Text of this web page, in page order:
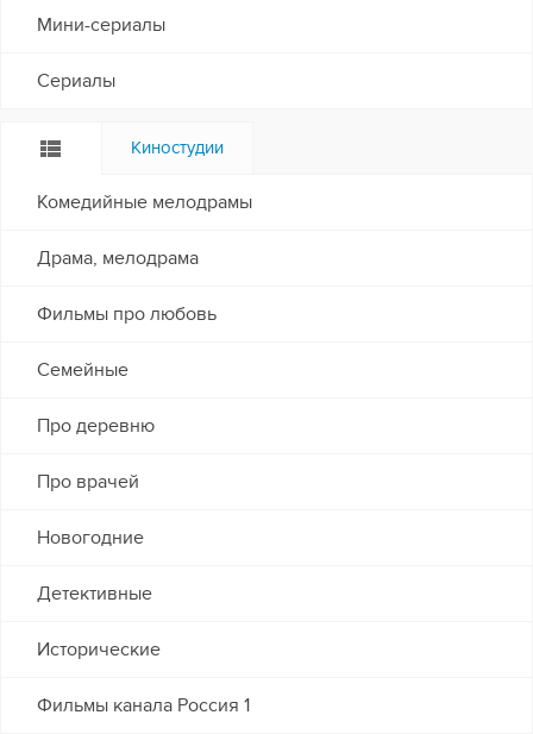
Мини-сериалы
Сериалы
Киностудии
Комедийные мелодрамы
Драма, мелодрама
Фильмы про любовь
Семейные
Про деревню
Про врачей
Новогодние
Детективные
Исторические
Фильмы канала Россия 1